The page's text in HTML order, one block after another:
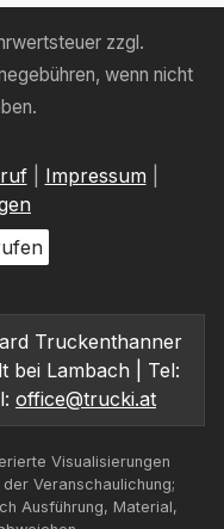
zzgl.
wenn nicht
| Impressum
Truckenthanner
bei Lambach | Tel:
office@trucki.at
Visualisierungen
Veranschaulichung;
Ausführung, Material,